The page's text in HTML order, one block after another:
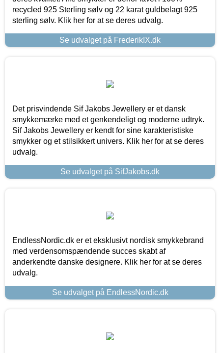
recycled 925 Sterling sølv og 22 karat guldbelagt 925
sterling sølv. Klik her for at se deres udvalg.
Se udvalget på FrederikIX.dk
Det prisvindende Sif Jakobs Jewellery er et dansk
smykkemærke med et genkendeligt og moderne udtryk.
Sif Jakobs Jewellery er kendt for sine karakteristiske
smykker og et stilsikkert univers. Klik her for at se deres
udvalg.
Se udvalget på SifJakobs.dk
EndlessNordic.dk er et eksklusivt nordisk smykkebrand
med verdensomspændende succes skabt af
anderkendte danske designere. Klik her for at se deres
udvalg.
Se udvalget på EndlessNordic.dk